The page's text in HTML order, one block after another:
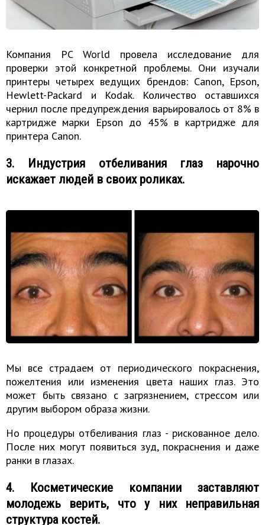
Компания PC World провела исследование для
проверки этой конкретной проблемы. Они изучали
принтеры четырех ведущих брендов: Canon, Epson,
Hewlett-Packard и Kodak. Количество оставшихся
чернил после предупреждения варьировалось от 8% в
картридже марки Epson до 45% в картридже для
принтера Canon.
3. Индустрия отбеливания глаз нарочно
искажает людей в своих роликах.
Мы все страдаем от периодического покраснения,
пожелтения или изменения цвета наших глаз. Это
может быть связано с загрязнением, стрессом или
другим выбором образа жизни.
Но процедуры отбеливания глаз - рискованное дело.
После них могут появиться зуд, покраснения и даже
ранки в глазах.
4. Косметические компании заставляют
молодежь верить, что у них неправильная
структура костей.